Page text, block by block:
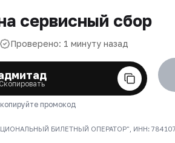
сервисный сбор
Проверено: 1 минуту назад
Скопировать
промокод
БИЛЕТНЫЙ ОПЕРАТОР", ИНН: